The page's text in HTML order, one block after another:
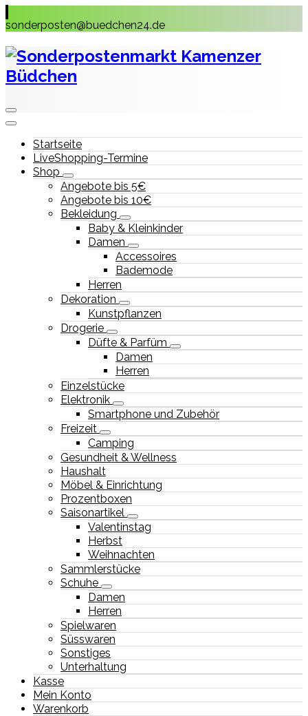
to
sonderposten@buedchen24.de
Startseite
LiveShopping-Termine
Shop
Angebote bis 5€
Angebote bis 10€
Bekleidung
Baby & Kleinkinder
Damen
Accessoires
Bademode
Herren
Dekoration
Kunstpflanzen
Drogerie
Düfte & Parfüm
Damen
Herren
Einzelstücke
Elektronik
Smartphone und Zubehör
Freizeit
Camping
Gesundheit & Wellness
Haushalt
Möbel & Einrichtung
Prozentboxen
Saisonartikel
Valentinstag
Herbst
Weihnachten
Sammlerstücke
Schuhe
Damen
Herren
Spielwaren
Süsswaren
Sonstiges
Unterhaltung
Kasse
Mein Konto
Warenkorb